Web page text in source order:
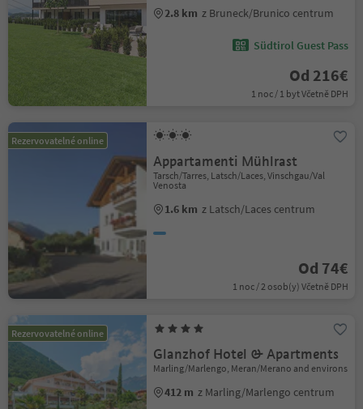
2.8 km z Bruneck/Brunico centrum
Südtirol Guest Pass
Od 216€
1 noc / 1 byt Včetně DPH
Rezervovatelné online
Appartamenti Mühlrast
Tarsch/Tarres, Latsch/Laces, Vinschgau/Val
Venosta
1.6 km z Latsch/Laces centrum
Od 74€
1 noc / 2 osob(y) Včetně DPH
Rezervovatelné online
Glanzhof Hotel & Apartments
Marling/Marlengo, Meran/Merano and environs
412 m z Marling/Marlengo centrum